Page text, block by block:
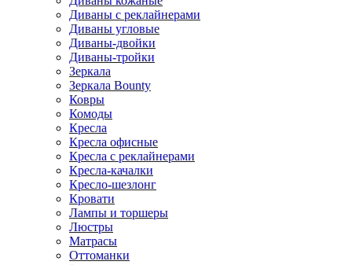
Диваны с реклайнерами
Диваны угловые
Диваны-двойки
Диваны-тройки
Зеркала
Зеркала Bounty
Ковры
Комоды
Кресла
Кресла офисные
Кресла с реклайнерами
Кресла-качалки
Кресло-шезлонг
Кровати
Лампы и торшеры
Люстры
Матрасы
Оттоманки